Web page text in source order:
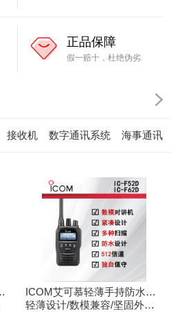
正品保障
假一赔十，杜绝伪劣
接收机 数字通讯系统 海事通讯
ICOM艾可慕轻薄手持防水对
讲机IC-F52D
轻薄设计/数模兼容/坚固外观/